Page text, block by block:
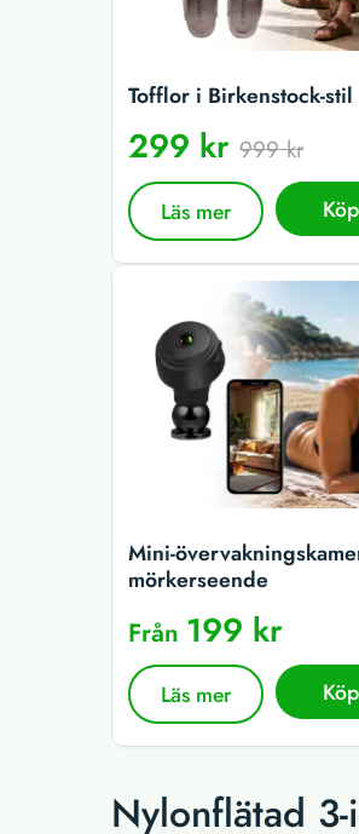
Tofflor i Birkenstock-stil
299 kr 999 kr
Läs mer Köp
Mini-
mörkerseende
Från 199 kr
Läs mer Köp
Nylonflätad